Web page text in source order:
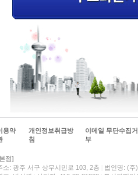
용약
개인정보취급방
침
이메일 무단수집거
부
점]
소: 광주 서구 상무시민로 103, 2층
법인명: (주